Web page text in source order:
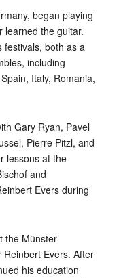
began playing
learned the guitar.
festivals, both as a
including
Italy, Romania,
Gary Ryan, Pavel
Pierre Pitzl, and
lessons at the
and
Evers during
the Münster
Evers. After
his education